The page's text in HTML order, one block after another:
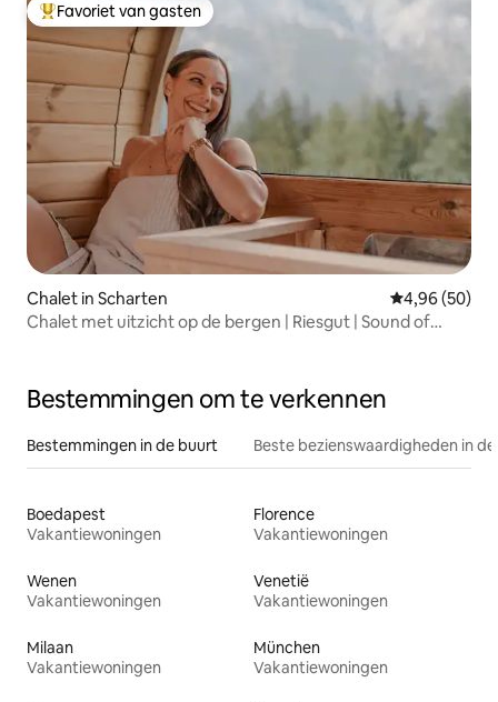
Topfavoriet van gasten
Favoriet van gasten
Chalet in Scharten Gemiddelde
4,96 (50)
Chalet met uitzicht op de bergen | Riesgut | Sound of
Bestemmingen om te verkennen
Bestemmingen in de buurt Beste bezienswaardigheden in
Boedapest
Vakantiewoningen
Florence
Vakantiewoningen
Wenen
Vakantiewoningen
Venetië
Vakantiewoningen
Milaan
Vakantiewoningen
München
Vakantiewoningen